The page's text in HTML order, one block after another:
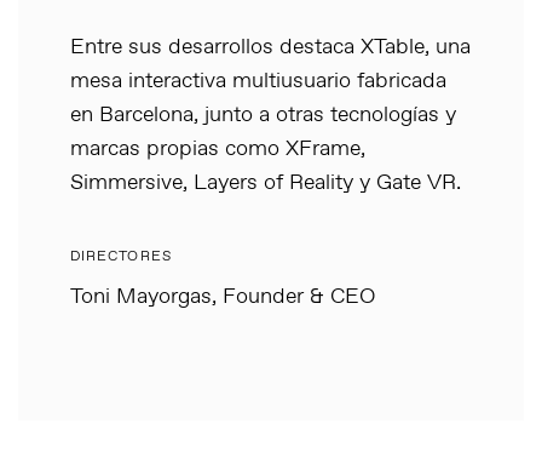
Entre sus desarrollos destaca XTable, una
mesa interactiva multiusuario fabricada
en Barcelona, junto a otras tecnologías y
marcas propias como XFrame,
Simmersive, Layers of Reality y Gate VR.
DIRECTORES
Toni Mayorgas, Founder & CEO